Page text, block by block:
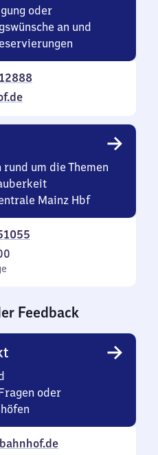
oder
an und
um die Themen
Mainz Hbf
Feedback
oder